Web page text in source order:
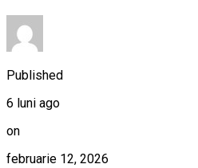
Published
6 luni ago
on
februarie 12, 2026